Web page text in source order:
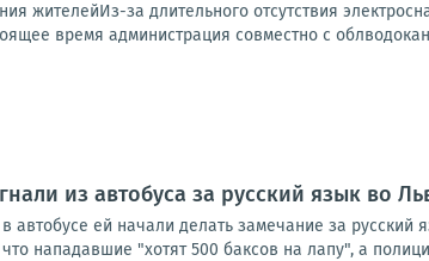
жителейИз-за длительного отсутствия
время администрация совместно с
из автобуса за русский язык во
ей начали делать замечание за
нападавшие "хотят 500 баксов на лапу", а